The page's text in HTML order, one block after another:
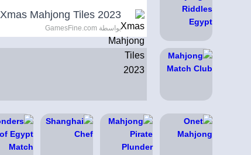
Xmas Mahjong Tiles 2023
بواسطة GamesFine.com